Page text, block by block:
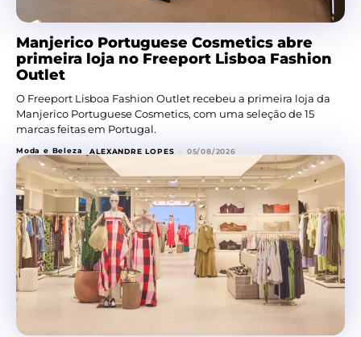
Manjerico Portuguese Cosmetics abre
primeira loja no Freeport Lisboa Fashion
Outlet
O Freeport Lisboa Fashion Outlet recebeu a primeira loja da
Manjerico Portuguese Cosmetics, com uma seleção de 15
marcas feitas em Portugal.
Moda e Beleza ALEXANDRE LOPES - 05/08/2026